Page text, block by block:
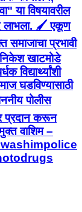
या विषयावरील
लाभला. 🖌️ एकूण
समाजाचा प्रभावी
खाटमोडे
विद्यार्थ्यांशी
घडविण्यासाठी
पोलीस
प्रदान करून
वाशिम –
#washimpolice